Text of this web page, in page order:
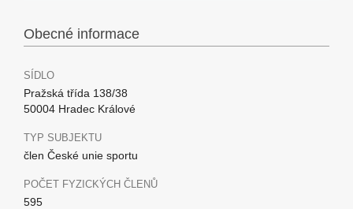
Obecné informace
SÍDLO
Pražská třída 138/38
50004 Hradec Králové
TYP SUBJEKTU
člen České unie sportu
POČET FYZICKÝCH ČLENŮ
595